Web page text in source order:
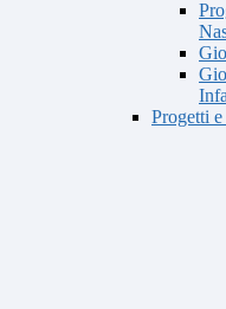
Progetti